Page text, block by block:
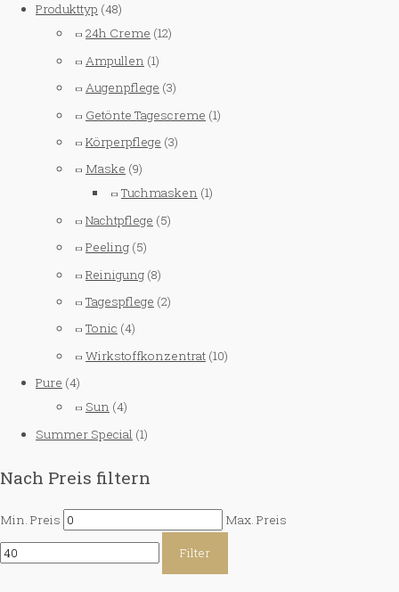
Produkttyp (48)
24h Creme (12)
Ampullen (1)
Augenpflege (3)
Getönte Tagescreme (1)
Körperpflege (3)
Maske (9)
Tuchmasken (1)
Nachtpflege (5)
Peeling (5)
Reinigung (8)
Tagespflege (2)
Tonic (4)
Wirkstoffkonzentrat (10)
Pure (4)
Sun (4)
Summer Special (1)
Nach Preis filtern
Min. Preis Max. Preis
Filter